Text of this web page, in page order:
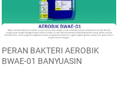
PERAN BAKTERI AEROBIK
BWAE-01 BANYUASIN